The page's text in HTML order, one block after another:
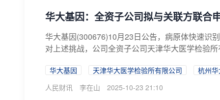
华大基因：全资子公司拟与关联方联合
华大基因(300676)10月23日公告，病原体快速识
对上述挑战，公司全资子公司天津华大医学检验
华大基因 天津华大医学检验所有限公司
杭州
人民财讯
李在山 2025-10-23 21:10